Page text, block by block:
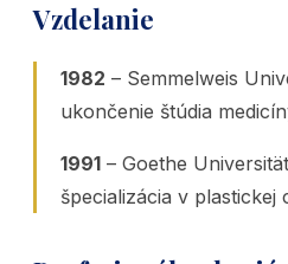
Vzdelanie
1982 – Semmelweis
ukončenie štúdia
1991 – Goethe
špecializácia v plastickej